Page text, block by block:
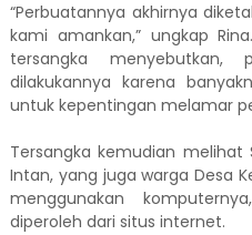
“Perbuatannya akhirnya
kami amankan,” ungkap
tersangka menyebutkan,
dilakukannya karena
untuk kepentingan melamar
Tersangka kemudian melihat
Intan, yang juga warga Desa
menggunakan
diperoleh dari situs internet.